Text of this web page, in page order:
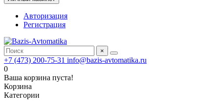
Авторизация
Регистрация
×
+7 (473) 200-75-31 info@bazis-avtomatika.ru
0
Ваша корзина пуста!
Корзина
Категории